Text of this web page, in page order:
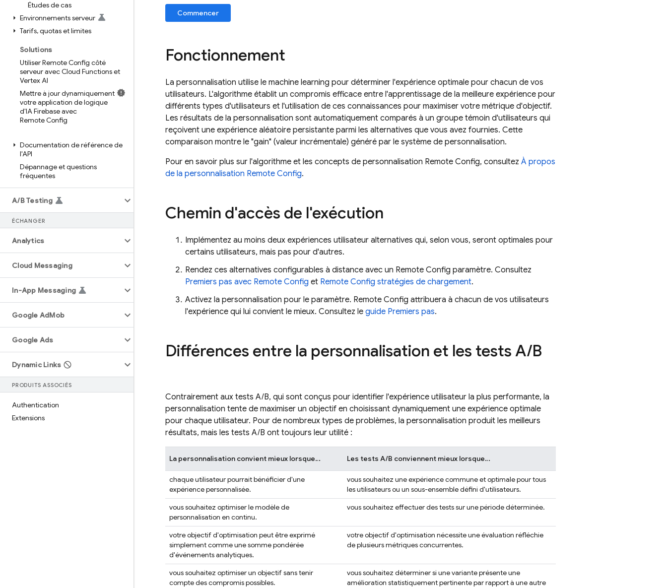
Études de cas
Environnements serveur
Tarifs,quotas et limites
Solutions
Utiliser Remote Config côté
serveur avec Cloud Functions et
Vertex AI
Mettre à jour dynamiquement
votre application de logique
d'IA Firebase avec
Remote Config
Documentation de référence de
l'API
Dépannage et questions
fréquentes
A/B Testing
ÉCHANGER
Analytics
Cloud Messaging
In-App Messaging
Google AdMob
Google Ads
Dynamic Links
PRODUITS ASSOCIÉS
Authentication
Extensions
Commencer
Fonctionnement
La personnalisation utilise le machine learning pour déterminer l'expérience optimale pour chacun de vos
utilisateurs. L'algorithme établit un compromis efficace entre l'apprentissage de la meilleure expérience pour
différents types d'utilisateurs et l'utilisation de ces connaissances pour maximiser votre métrique d'objectif.
Les résultats de la personnalisation sont automatiquement comparés à un groupe témoin d'utilisateurs qui
reçoivent une expérience aléatoire persistante parmi les alternatives que vous avez fournies. Cette
comparaison montre le "gain" (valeur incrémentale) généré par le système de personnalisation.
Pour en savoir plus sur l'algorithme et les concepts de personnalisation Remote Config, consultez À propos
de la personnalisation Remote Config.
Chemin d'accès de l'exécution
Implémentez au moins deux expériences utilisateur alternatives qui, selon vous, seront optimales pour
certains utilisateurs, mais pas pour d'autres.
Rendez ces alternatives configurables à distance avec un Remote Config paramètre. Consultez
Premiers pas avec Remote Config et Remote Config stratégies de chargement.
Activez la personnalisation pour le paramètre. Remote Config attribuera à chacun de vos utilisateurs
l'expérience qui lui convient le mieux. Consultez le guide Premiers pas.
Différences entre la personnalisation et les tests A/B
Contrairement aux tests A/B, qui sont conçus pour identifier l'expérience utilisateur la plus performante, la
personnalisation tente de maximiser un objectif en choisissant dynamiquement une expérience optimale
pour chaque utilisateur. Pour de nombreux types de problèmes, la personnalisation produit les meilleurs
résultats, mais les tests A/B ont toujours leur utilité :
La personnalisation convient mieux lorsque… Les tests A/B conviennent mieux lorsque…
chaque utilisateur pourrait bénéficier d'une
expérience personnalisée.
vous souhaitez une expérience commune et optimale pour tous
les utilisateurs ou un sous-ensemble défini d'utilisateurs.
vous souhaitez optimiser le modèle de
personnalisation en continu.
vous souhaitez effectuer des tests sur une période déterminée.
votre objectif d'optimisation peut être exprimé
simplement comme une somme pondérée
d'événements analytiques.
votre objectif d'optimisation nécessite une évaluation réfléchie
de plusieurs métriques concurrentes.
vous souhaitez optimiser un objectif sans tenir
compte des compromis possibles.
vous souhaitez déterminer si une variante présente une
amélioration statistiquement pertinente par rapport à une autre